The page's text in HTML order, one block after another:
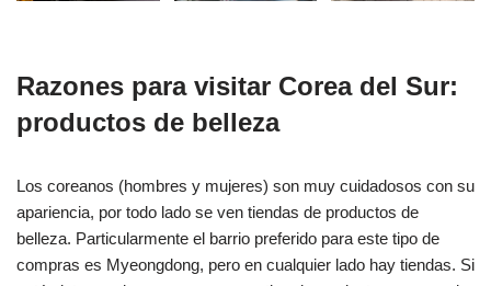
Razones para visitar Corea del Sur:
productos de belleza
Los coreanos (hombres y mujeres) son muy cuidadosos con su
apariencia, por todo lado se ven tiendas de productos de
belleza. Particularmente el barrio preferido para este tipo de
compras es Myeongdong, pero en cualquier lado hay tiendas. Si